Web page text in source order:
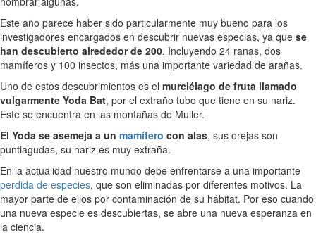
Este año parece haber sido particularmente muy bueno para los
investigadores encargados en descubrir nuevas especias, ya que se
han descubierto alrededor de 200. Incluyendo 24 ranas, dos
mamíferos y 100 insectos, más una importante variedad de arañas.
Uno de estos descubrimientos es el murciélago de fruta llamado
vulgarmente Yoda Bat, por el extraño tubo que tiene en su nariz.
Este se encuentra en las montañas de Muller.
El Yoda se asemeja a un mamífero con alas, sus orejas son
puntiagudas, su nariz es muy extraña.
En la actualidad nuestro mundo debe enfrentarse a una importante
perdida de especies, que son eliminadas por diferentes motivos. La
mayor parte de ellos por contaminación de su hábitat. Por eso cuando
una nueva especie es descubiertas, se abre una nueva esperanza en
la ciencia.